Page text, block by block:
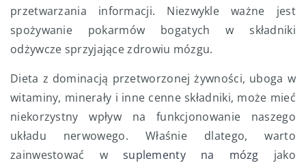
przetwarzania informacji. Niezwykle ważne jest
spożywanie pokarmów bogatych w składniki
odżywcze sprzyjające zdrowiu mózgu.
Dieta z dominacją przetworzonej żywności, uboga w
witaminy, minerały i inne cenne składniki, może mieć
niekorzystny wpływ na funkcjonowanie naszego
układu nerwowego. Właśnie dlatego, warto
zainwestować w suplementy na mózg jako